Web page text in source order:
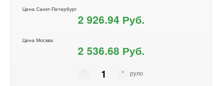
Цена Санкт-Петербург
2 926.94 Руб.
Цена Москва
2 536.68 Руб.
руло